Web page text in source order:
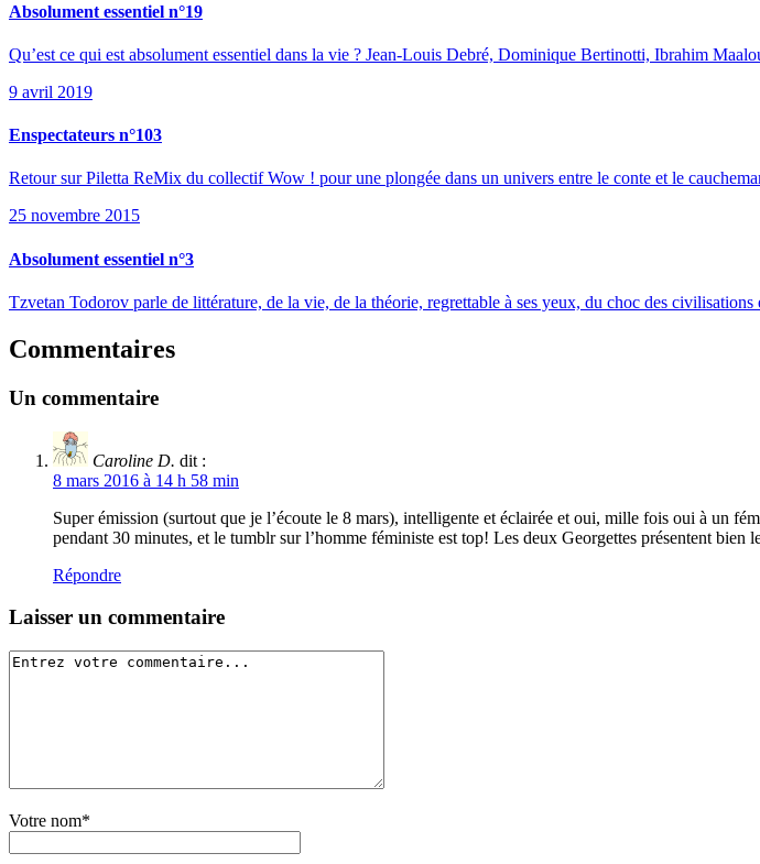
Absolument essentiel n°19
Qu’est ce qui est absolument essentiel dans la vie ? Jean-Louis Debré, Dominique Bertinotti, Ibrahim
9 avril 2019
Enspectateurs n°103
Retour sur Piletta ReMix du collectif Wow ! pour une plongée dans un univers entre le conte et le
25 novembre 2015
Absolument essentiel n°3
Tzvetan Todorov parle de littérature, de la vie, de la théorie, regrettable à ses yeux, du choc des
Commentaires
Un commentaire
Caroline D. dit :
8 mars 2016 à 14 h 58 min
Super émission (surtout que je l’écoute le 8 mars), intelligente et éclairée et oui, mille fois oui à un
pendant 30 minutes, et le tumblr sur l’homme féministe est top! Les deux Georgettes présentent
Répondre
Laisser un commentaire
Votre nom*